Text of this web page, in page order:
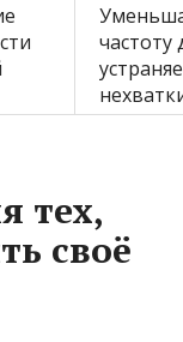
частоту
тех,
своё